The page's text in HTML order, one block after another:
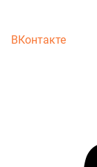
ВКонтакте